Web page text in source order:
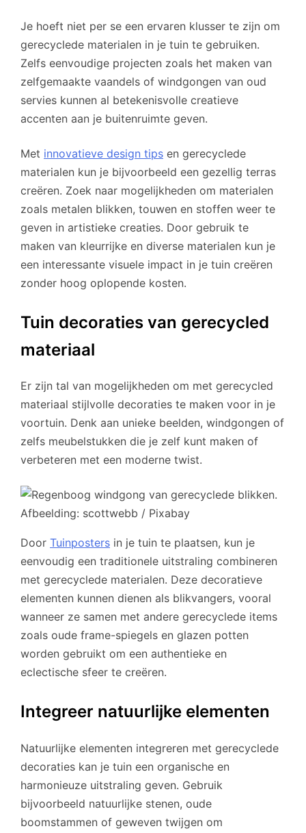
Je hoeft niet per se een ervaren klusser te zijn om
gerecyclede materialen in je tuin te gebruiken.
Zelfs eenvoudige projecten zoals het maken van
zelfgemaakte vaandels of windgongen van oud
servies kunnen al betekenisvolle creatieve
accenten aan je buitenruimte geven.
Met innovatieve design tips en gerecyclede
materialen kun je bijvoorbeeld een gezellig terras
creëren. Zoek naar mogelijkheden om materialen
zoals metalen blikken, touwen en stoffen weer te
geven in artistieke creaties. Door gebruik te
maken van kleurrijke en diverse materialen kun je
een interessante visuele impact in je tuin creëren
zonder hoog oplopende kosten.
Tuin decoraties van gerecycled
materiaal
Er zijn tal van mogelijkheden om met gerecycled
materiaal stijlvolle decoraties te maken voor in je
voortuin. Denk aan unieke beelden, windgongen of
zelfs meubelstukken die je zelf kunt maken of
verbeteren met een moderne twist.
Afbeelding: scottwebb / Pixabay
Door Tuinposters in je tuin te plaatsen, kun je
eenvoudig een traditionele uitstraling combineren
met gerecyclede materialen. Deze decoratieve
elementen kunnen dienen als blikvangers, vooral
wanneer ze samen met andere gerecyclede items
zoals oude frame-spiegels en glazen potten
worden gebruikt om een authentieke en
eclectische sfeer te creëren.
Integreer natuurlijke elementen
Natuurlijke elementen integreren met gerecyclede
decoraties kan je tuin een organische en
harmonieuze uitstraling geven. Gebruik
bijvoorbeeld natuurlijke stenen, oude
boomstammen of geweven twijgen om